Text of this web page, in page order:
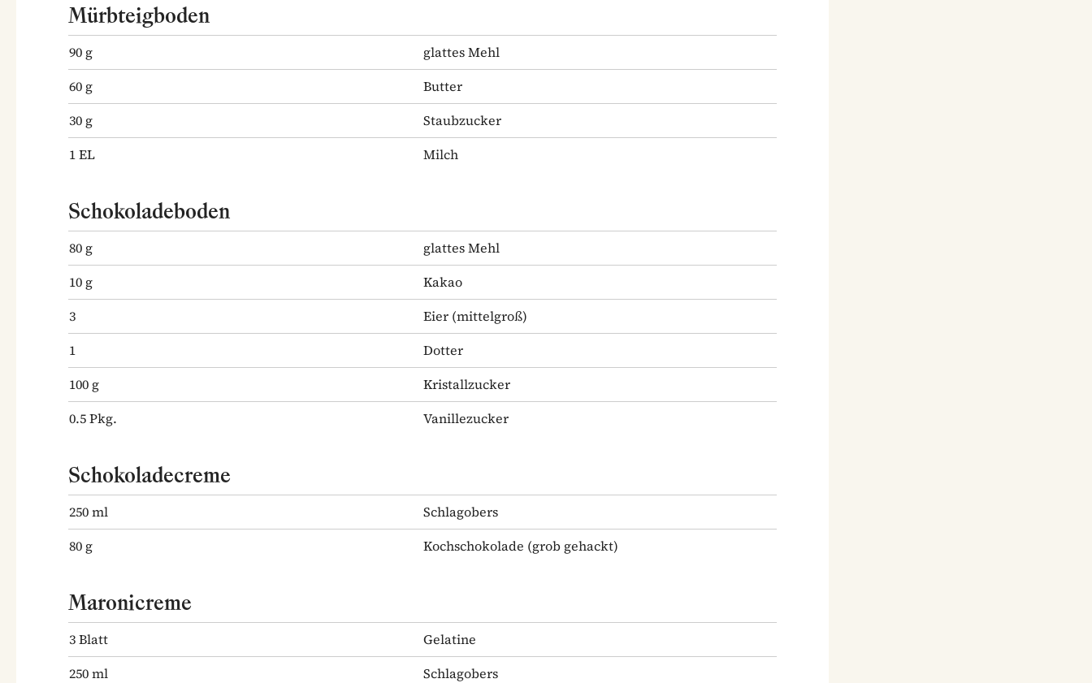
Mürbteigboden
90 g
glattes Mehl
60 g
Butter
30 g
Staubzucker
1EL Milch
Schokoladeboden
80 g
glattes Mehl
10 g
Kakao
3
Eier (mittelgroß)
1
Dotter
100 g
Kristallzucker
0.5Pkg. Vanillezucker
Schokoladecreme
250ml
Schlagobers
80 g Kochschokolade (grob gehackt)
Maronicreme
3Blatt
Gelatine
250ml
Schlagobers